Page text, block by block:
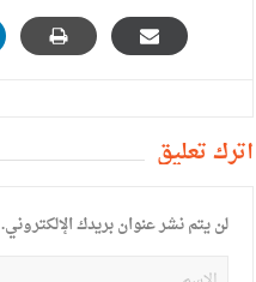
أترك تعليق
لن يتم نشر عنوان بريدك الإلكتروني.